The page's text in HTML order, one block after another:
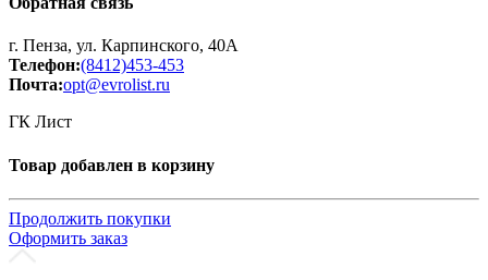
г. Пенза, ул. Карпинского, 40А
Телефон:(8412)453-453
Почта:opt@evrolist.ru
ГК Лист
Товар добавлен в корзину
Продолжить покупки
Оформить заказ